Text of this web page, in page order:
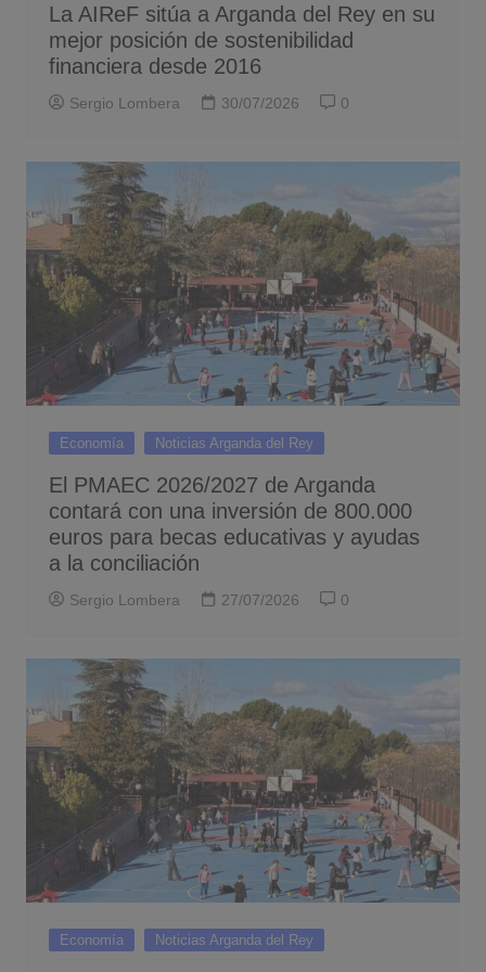
La AIReF sitúa a Arganda del Rey en su
mejor posición de sostenibilidad
financiera desde 2016
Sergio Lombera 30/07/2026 0
Economía Noticias Arganda del Rey
El PMAEC 2026/2027 de Arganda
contará con una inversión de 800.000
euros para becas educativas y ayudas
a la conciliación
Sergio Lombera 27/07/2026 0
Economía Noticias Arganda del Rey